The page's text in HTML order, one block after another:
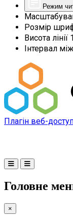
Режим
Розмір
Висота лінії
Інтервал
Плагін веб-
Головне
×